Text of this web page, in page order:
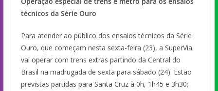
técnicos da Série Ouro
Para atender ao público dos ensaios técnicos da Série
Ouro, que começam nesta sexta-feira (23), a SuperVia
vai operar com trens extras partindo da Central do
Brasil na madrugada de sexta para sábado (24). Estão
previstas partidas para Santa Cruz à 0h, 1h45 e 3h30;